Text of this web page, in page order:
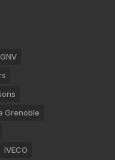
Grenoble
IVECO